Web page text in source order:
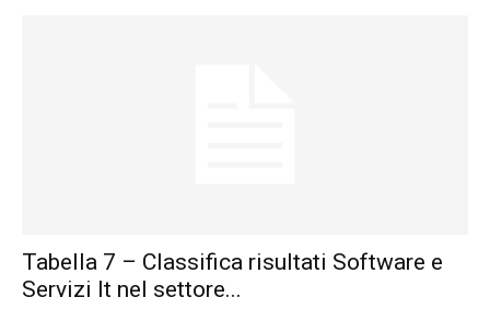
Tabella 7 – Classifica risultati Software e
Servizi It nel settore...